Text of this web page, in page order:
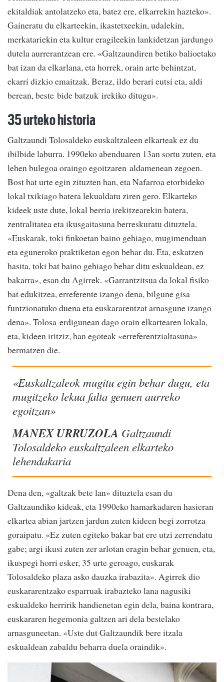
ekitaldiak antolatzeko eta, batez ere, elkarrekin hazteko».
Gaineratu du elkarteekin, ikastetxeekin, udalekin,
merkatariekin eta kultur eragileekin lankidetzan jardungo
dutela aurrerantzean ere. «Galtzaundiren betiko balioetako
bat izan da elkarlana, eta horrek, orain arte behintzat,
ekarri dizkio emaitzak. Beraz, ildo berari eutsi eta, aldi
berean, beste bide batzuk irekiko ditugu».
35 urteko historia
Galtzaundi Tolosaldeko euskaltzaleen elkarteak ez du
ibilbide laburra. 1990eko abenduaren 13an sortu zuten, eta
lehen bulegoa oraingo egoitzaren aldamenean zegoen.
Bost bat urte egin zituzten han, eta Nafarroa etorbideko
lokal txikiago batera lekualdatu ziren gero. Elkarteko
kideek uste dute, lokal berria irekitzearekin batera,
zentralitatea eta ikusgaitasuna berreskuratu dituztela.
«Euskarak, toki finkoetan baino gehiago, mugimenduan
eta eguneroko praktiketan egon behar du. Eta, eskatzen
hasita, toki bat baino gehiago behar ditu eskualdean, ez
bakarra», esan du Agirrek. «Garrantzitsua da lokal fisiko
bat edukitzea, erreferente izango dena, bilgune gisa
funtzionatuko duena eta euskararentzat arnasgune izango
dena». Tolosa erdigunean dago orain elkartearen lokala,
eta, kideen iritziz, han egoteak «erreferentzialtasuna»
bermatzen die.
«Euskaltzaleok mugitu egin behar dugu, eta
mugitzeko lekua falta genuen aurreko
egoitzan»
MANEX URRUZOLA Galtzaundi
Tolosaldeko euskaltzaleen elkarteko
lehendakaria
Dena den, «galtzak bete lan» dituztela esan du
Galtzaundiko kideak, eta 1990eko hamarkadaren hasieran
elkartea abian jartzen jardun zuten kideen begi zorrotza
goraipatu. «Ez zuten egiteko bakar bat ere utzi zerrendatu
gabe; argi ikusi zuten zer arlotan eragin behar genuen, eta,
ikuspegi horri esker, 35 urte geroago, euskarak
Tolosaldeko plaza asko dauzka irabazita». Agirrek dio
euskararentzako esparruak irabazteko lana nagusiki
eskualdeko herririk handienetan egin dela, baina kontrara,
euskararen hegemonia galtzen ari dela bestelako
arnasguneetan. «Uste dut Galtzaundik bere itzala
eskualdean zabaldu beharra duela oraindik».